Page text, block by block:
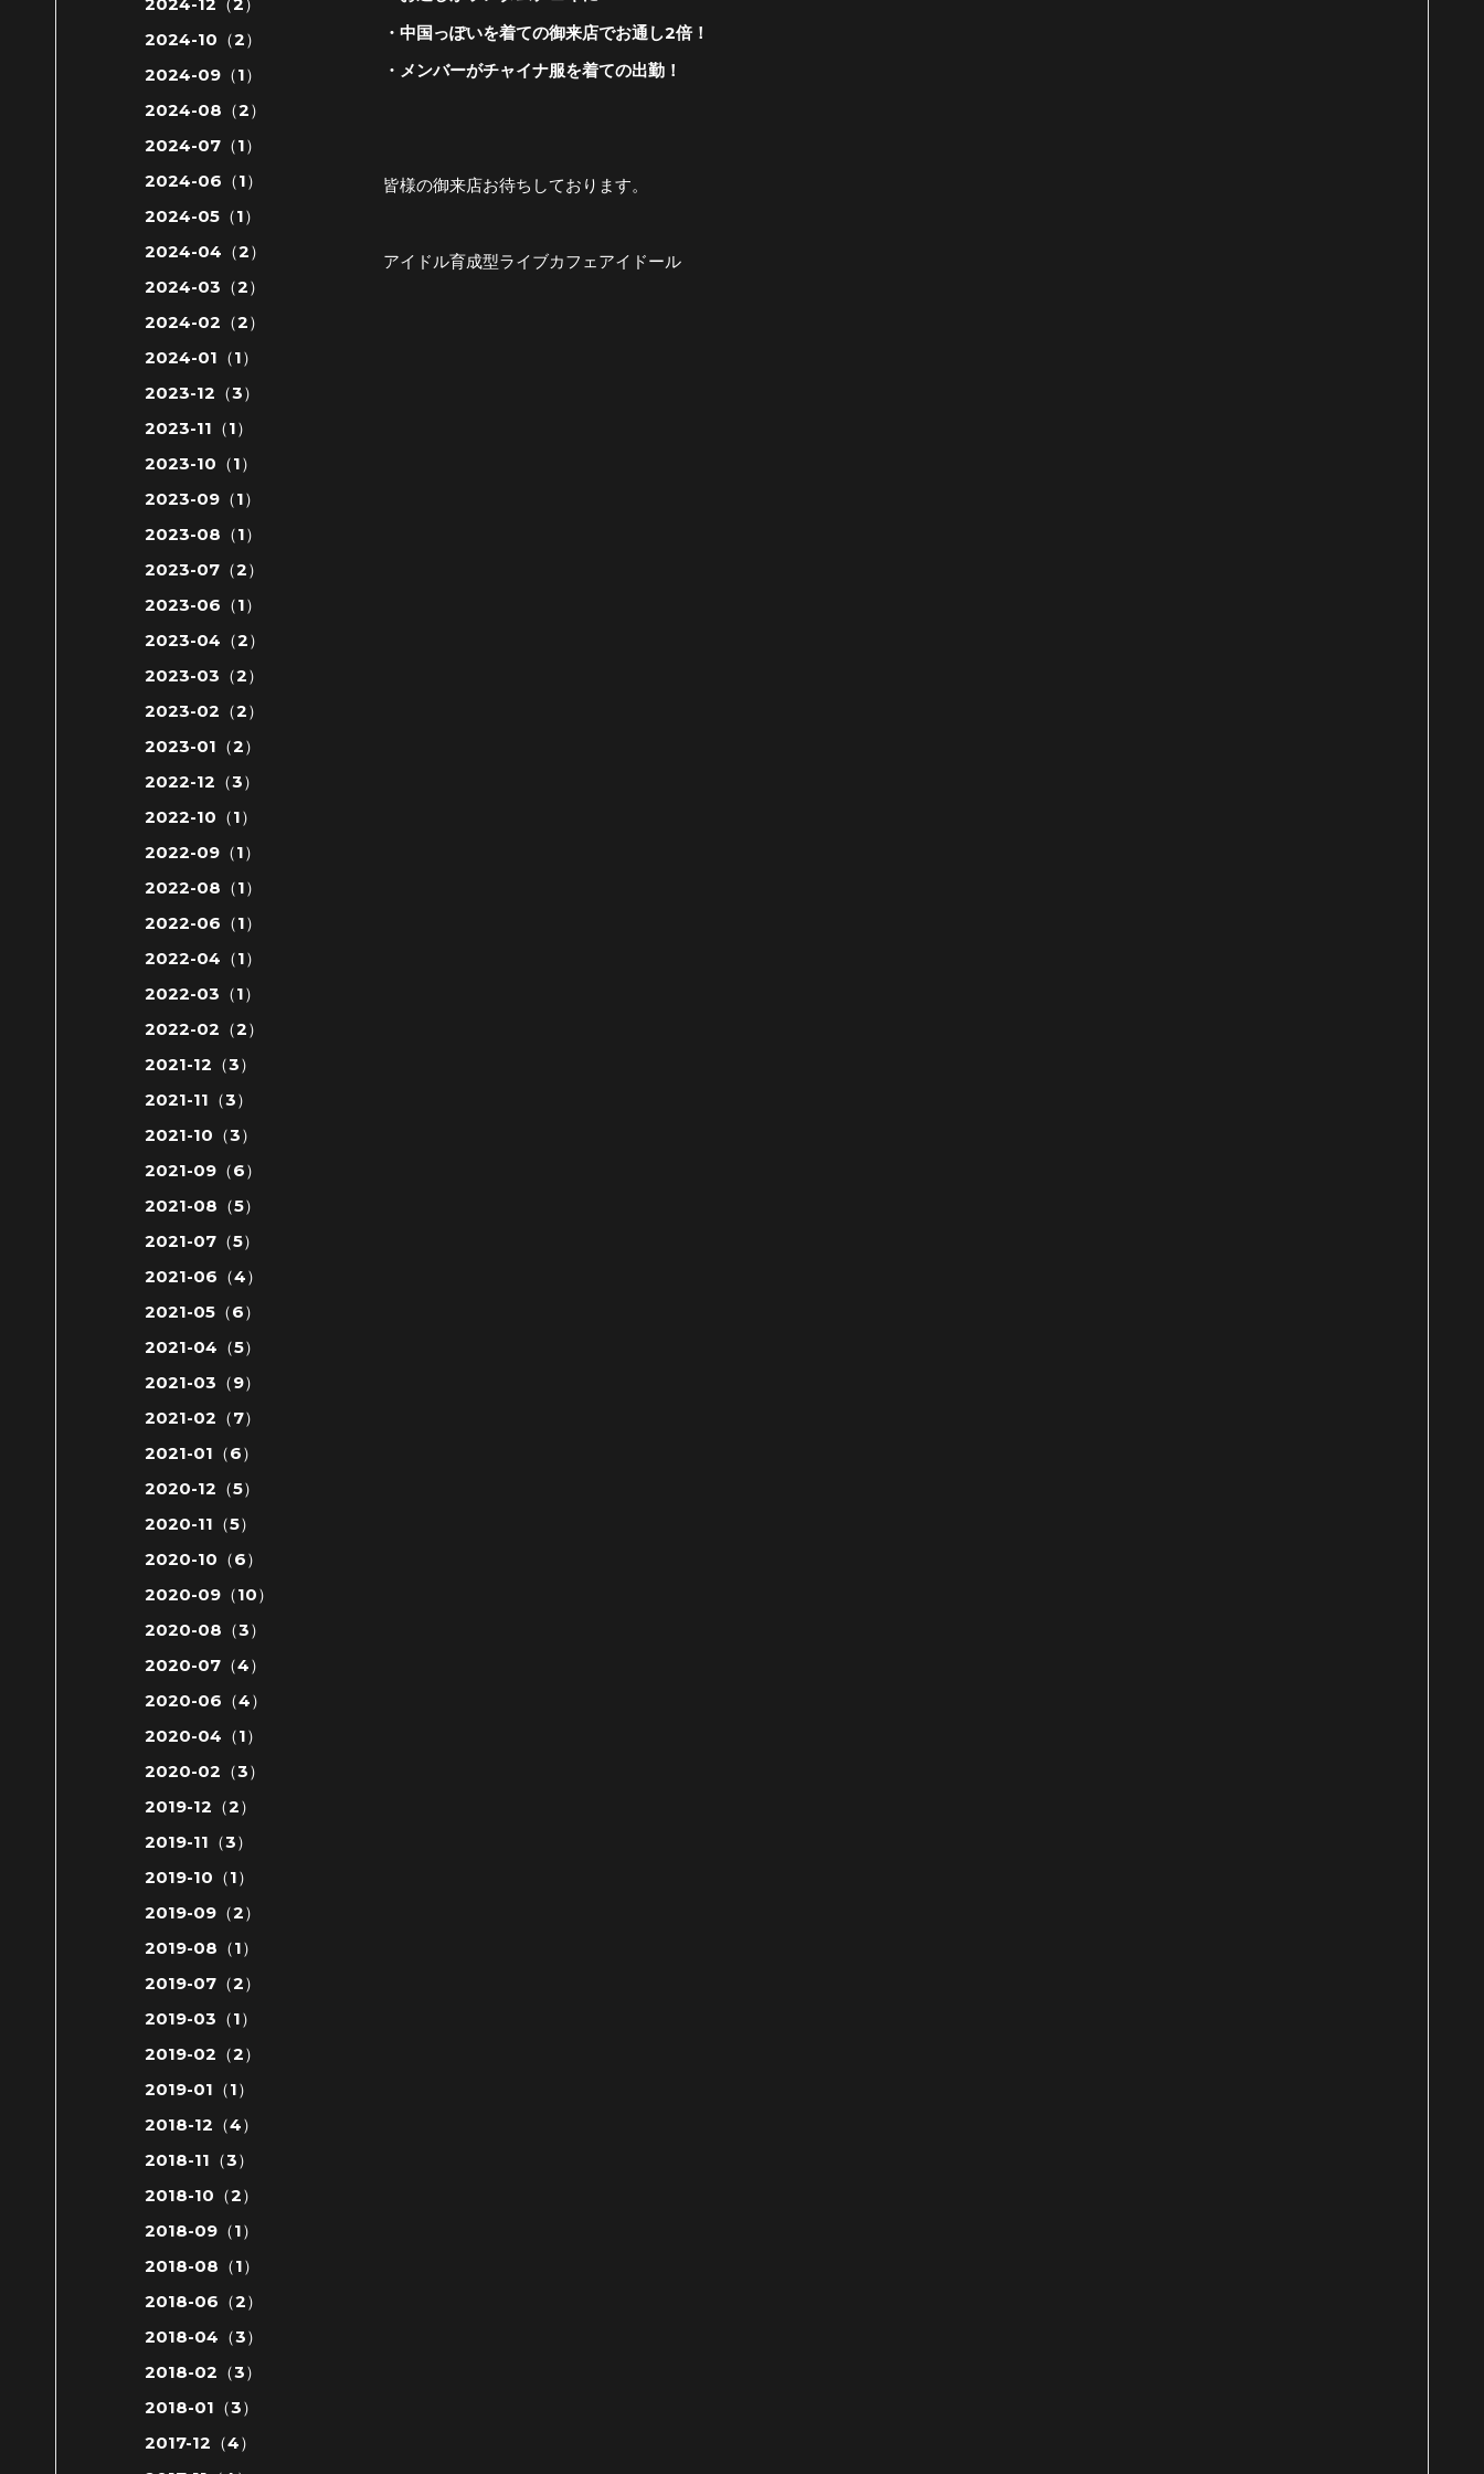
・中国っぽいを着ての御来店でお通し2倍！
・メンバーがチャイナ服を着ての出勤！
皆様の御来店お待ちしております。
アイドル育成型ライブカフェアイドール
2024-10（2）
2024-09（1）
2024-08（2）
2024-07（1）
2024-06（1）
2024-05（1）
2024-04（2）
2024-03（2）
2024-02（2）
2024-01（1）
2023-12（3）
2023-11（1）
2023-10（1）
2023-09（1）
2023-08（1）
2023-07（2）
2023-06（1）
2023-04（2）
2023-03（2）
2023-02（2）
2023-01（2）
2022-12（3）
2022-10（1）
2022-09（1）
2022-08（1）
2022-06（1）
2022-04（1）
2022-03（1）
2022-02（2）
2021-12（3）
2021-11（3）
2021-10（3）
2021-09（6）
2021-08（5）
2021-07（5）
2021-06（4）
2021-05（6）
2021-04（5）
2021-03（9）
2021-02（7）
2021-01（6）
2020-12（5）
2020-11（5）
2020-10（6）
2020-09（10）
2020-08（3）
2020-07（4）
2020-06（4）
2020-04（1）
2020-02（3）
2019-12（2）
2019-11（3）
2019-10（1）
2019-09（2）
2019-08（1）
2019-07（2）
2019-03（1）
2019-02（2）
2019-01（1）
2018-12（4）
2018-11（3）
2018-10（2）
2018-09（1）
2018-08（1）
2018-06（2）
2018-04（3）
2018-02（3）
2018-01（3）
2017-12（4）